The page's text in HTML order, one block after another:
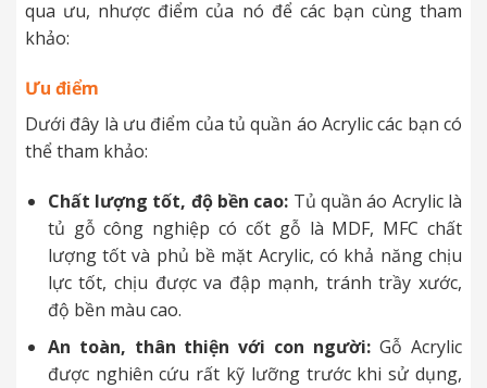
qua ưu, nhược điểm của nó để các bạn cùng tham
khảo:
Ưu điểm
Dưới đây là ưu điểm của tủ quần áo Acrylic các bạn có
thể tham khảo:
Chất lượng tốt, độ bền cao: Tủ quần áo Acrylic là
tủ gỗ công nghiệp có cốt gỗ là MDF, MFC chất
lượng tốt và phủ bề mặt Acrylic, có khả năng chịu
lực tốt, chịu được va đập mạnh, tránh trầy xước,
độ bền màu cao.
An toàn, thân thiện với con người:Gỗ Acrylic
được nghiên cứu rất kỹ lưỡng trước khi sử dụng,